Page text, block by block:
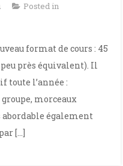
Posted in
format de cours : 45
près équivalent). Il
l’année :
morceaux
abordable également
[…]